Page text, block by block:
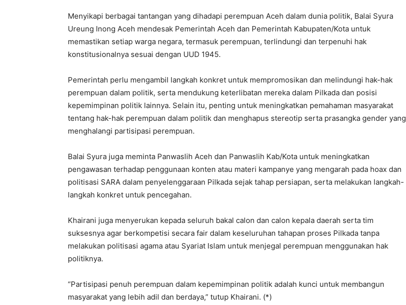
Menyikapi berbagai tantangan yang dihadapi perempuan Aceh dalam dunia politik, Balai Syura
Ureung Inong Aceh mendesak Pemerintah Aceh dan Pemerintah Kabupaten/Kota untuk
memastikan setiap warga negara, termasuk perempuan, terlindungi dan terpenuhi hak
konstitusionalnya sesuai dengan UUD 1945.
Pemerintah perlu mengambil langkah konkret untuk mempromosikan dan melindungi hak-hak
perempuan dalam politik, serta mendukung keterlibatan mereka dalam Pilkada dan posisi
kepemimpinan politik lainnya. Selain itu, penting untuk meningkatkan pemahaman masyarakat
tentang hak-hak perempuan dalam politik dan menghapus stereotip serta prasangka gender yang
menghalangi partisipasi perempuan.
Balai Syura juga meminta Panwaslih Aceh dan Panwaslih Kab/Kota untuk meningkatkan
pengawasan terhadap penggunaan konten atau materi kampanye yang mengarah pada hoax dan
politisasi SARA dalam penyelenggaraan Pilkada sejak tahap persiapan, serta melakukan langkah-
langkah konkret untuk pencegahan.
Khairani juga menyerukan kepada seluruh bakal calon dan calon kepala daerah serta tim
suksesnya agar berkompetisi secara fair dalam keseluruhan tahapan proses Pilkada tanpa
melakukan politisasi agama atau Syariat Islam untuk menjegal perempuan menggunakan hak
politiknya.
“Partisipasi penuh perempuan dalam kepemimpinan politik adalah kunci untuk membangun
masyarakat yang lebih adil dan berdaya,” tutup Khairani. (*)